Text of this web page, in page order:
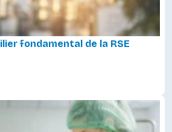
fondamental de la RSE